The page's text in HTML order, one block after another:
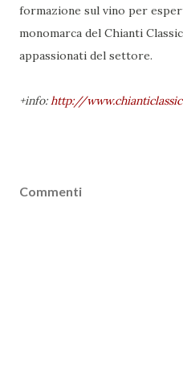
formazione sul vino per
monomarca del Chianti
appassionati del settore.
+info:http://
Commenti